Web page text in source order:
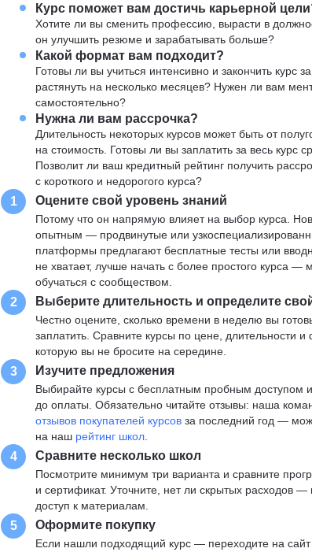
Курс поможет вам достичь карьерной
Хотите ли вы сменить профессию, вырасти в
он улучшить резюме и зарабатывать больше?
Какой формат вам подходит?
Готовы ли вы учиться интенсивно и закончить курс
растянуть на несколько месяцев? Нужен ли вам
самостоятельно?
Нужна ли вам рассрочка?
Длительность некоторых курсов может быть от
на стоимость. Готовы ли вы заплатить за весь курс
Позволит ли ваш кредитный рейтинг получить
с короткого и недорогого курса?
1 Оцените свой уровень знаний
Потому что он напрямую влияет на выбор курса.
опытным — продвинутые или
платформы предлагают бесплатные тесты или
не хватает, лучше начать с более простого курса
обучаться с сообществом.
2 Выберите длительность и определите
Честно оцените, сколько времени в неделю вы
заплатить. Сравните курсы по цене, длительности
которую вы не бросите на середине.
3 Изучите предложения
Выбирайте курсы с бесплатным пробным доступом
до оплаты. Обязательно читайте отзывы: наша
отзывов покупателей курсовза последний год —
на наш рейтинг школ
4 Сравните несколько школ
Посмотрите минимум три варианта и сравните
и сертификат. Уточните, нет ли скрытых расходов
доступ к материалам.
5 Оформите покупку
Если нашли подходящий курс — переходите на